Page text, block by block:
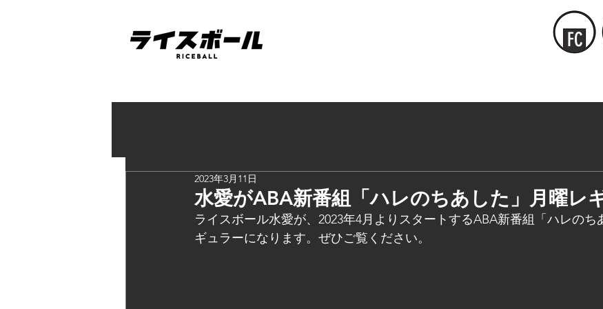
FC
水愛がABA新番組「ハレのちあした」月曜レ
2023年3月11日
ライスボール水愛が、2023年4月よりスタートするABA新番組「ハレのち
ギュラーになります。ぜひご覧ください。